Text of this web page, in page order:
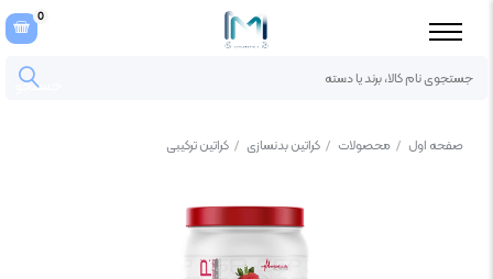
جستجو
0
صفحه اول / محصولات / کراتین بدنسازی / کراتین ترکیبی